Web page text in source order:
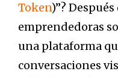
Token)”?
emprendedoras
una plataforma
conversaciones